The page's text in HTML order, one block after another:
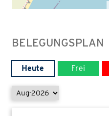
BELEGUNGSPLAN
Heute Frei